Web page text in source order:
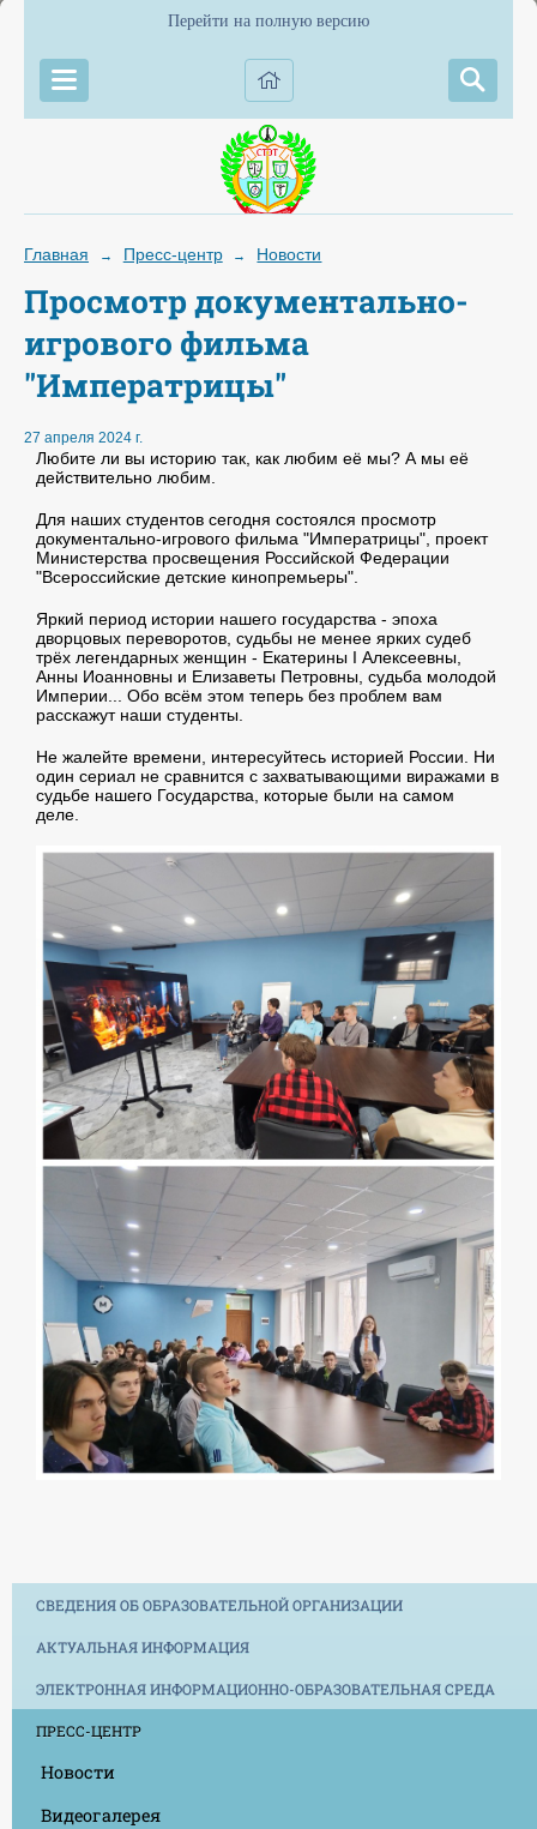
Перейти на полную версию
Главная → Пресс-центр → Новости
Просмотр документально-
игрового фильма
"Императрицы"
27 апреля 2024 г.
Любите ли вы историю так, как любим её мы? А мы её
действительно любим.
Для наших студентов сегодня состоялся просмотр
документально-игрового фильма "Императрицы", проект
Министерства просвещения Российской Федерации
"Всероссийские детские кинопремьеры".
Яркий период истории нашего государства - эпоха
дворцовых переворотов, судьбы не менее ярких судеб
трёх легендарных женщин - Екатерины I Алексеевны,
Анны Иоанновны и Елизаветы Петровны, судьба молодой
Империи... Обо всём этом теперь без проблем вам
расскажут наши студенты.
Не жалейте времени, интересуйтесь историей России. Ни
один сериал не сравнится с захватывающими виражами в
судьбе нашего Государства, которые были на самом
деле.
СВЕДЕНИЯ ОБ ОБРАЗОВАТЕЛЬНОЙ ОРГАНИЗАЦИИ
АКТУАЛЬНАЯ ИНФОРМАЦИЯ
ЭЛЕКТРОННАЯ ИНФОРМАЦИОННО-ОБРАЗОВАТЕЛЬНАЯ СРЕДА
ПРЕСС-ЦЕНТР
Новости
Видеогалерея